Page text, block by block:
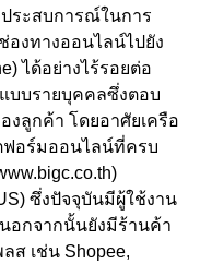
ระสบการณ์ในการ
องทางออนไลน์ไปยัง
ได้อย่างไร้รอยต่อ
บบรายบุคคลซึ่งตอบ
งลูกค้า โดยอาศัยเครือ
ฟอร์มออนไลน์ที่ครบ
ซึ่งปัจจุบันมีผู้ใช้งาน
อกจากนั้นยังมีร้านค้า
ส เช่น Shopee,